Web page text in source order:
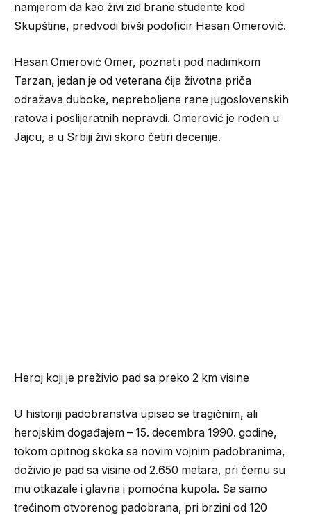
namjerom da kao živi zid brane studente kod
Skupštine, predvodi bivši podoficir Hasan Omerović.
Hasan Omerović Omer, poznat i pod nadimkom
Tarzan, jedan je od veterana čija životna priča
odražava duboke, nepreboljene rane jugoslovenskih
ratova i poslijeratnih nepravdi. Omerović je rođen u
Jajcu, a u Srbiji živi skoro četiri decenije.
Heroj koji je preživio pad sa preko 2 km visine
U historiji padobranstva upisao se tragičnim, ali
herojskim događajem – 15. decembra 1990. godine,
tokom opitnog skoka sa novim vojnim padobranima,
doživio je pad sa visine od 2.650 metara, pri čemu su
mu otkazale i glavna i pomoćna kupola. Sa samo
trećinom otvorenog padobrana, pri brzini od 120